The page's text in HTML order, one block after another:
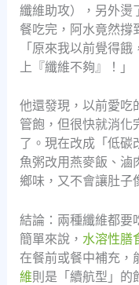
纖維助攻），另外燙
餐吃完，阿水竟然撐
「原來我以前覺得
上『纖維不夠』！」
他還發現，以前愛吃
管飽，但很快就消化
了。現在改成「低
魚粥改用燕麥飯、滷
鄉味，又不會讓肚子
結論：兩種纖維都要
簡單來說， 水溶性膳
在餐前或餐中補充，
維則是「續航型」的